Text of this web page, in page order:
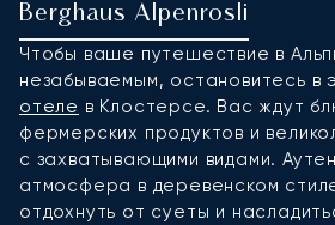
Berghaus Alpenrosli
Чтобы ваше путешествие в
незабываемым, остановитесь в
отеле в Клостерсе. Вас ждут
фермерских продуктов и
с захватывающими видами.
атмосфера в деревенском
отдохнуть от суеты и